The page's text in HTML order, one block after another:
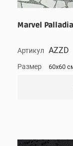
Marvel
Артикул AZZD
Размер 60x60